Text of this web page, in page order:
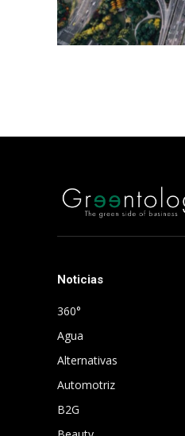
Noticias
360°
Agua
Alternativas
Automotriz
B2G